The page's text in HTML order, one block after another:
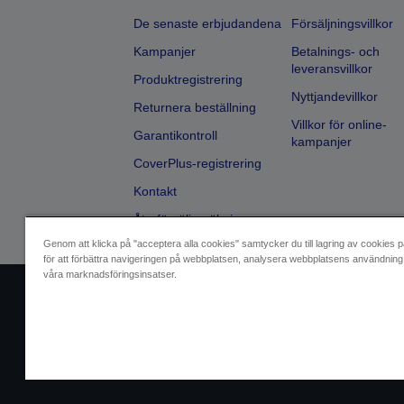
De senaste erbjudandena
Kampanjer
Produktregistrering
Returnera beställning
Garantikontroll
CoverPlus-registrering
Kontakt
Återförsäljarsökning
Försäljningsvillkor
Betalnings- och
leveransvillkor
Nyttjandevillkor
Villkor för online-
kampanjer
Genom att klicka på "acceptera alla cookies" samtycker du till lagring av cookies
för att förbättra navigeringen på webbplatsen, analysera webbplatsens
våra marknadsföringsinsatser.